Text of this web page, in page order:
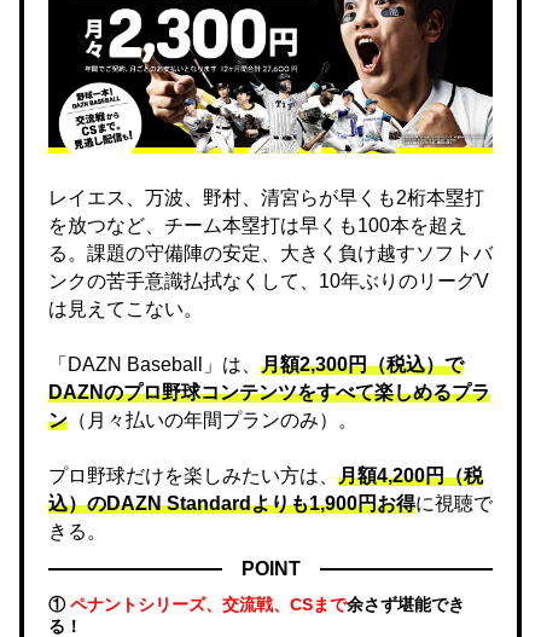
レイエス、万波、野村、清宮らが早くも2桁本塁打
を放つなど、チーム本塁打は早くも100本を超え
る。課題の守備陣の安定、大きく負け越すソフトバ
ンクの苦手意識払拭なくして、10年ぶりのリーグV
は見えてこない。
「DAZN Baseball」は、 月額2,300円（税込）で
DAZNのプロ野球コンテンツをすべて楽しめるプラ
ン （月々払いの年間プランのみ）。
プロ野球だけを楽しみたい方は、 月額4,200円（税
込）のDAZN Standard​よりも1,900円お得に視聴で
きる。
POINT
①ペナントシリーズ、交流戦、CSまで余さず堪能でき
る！